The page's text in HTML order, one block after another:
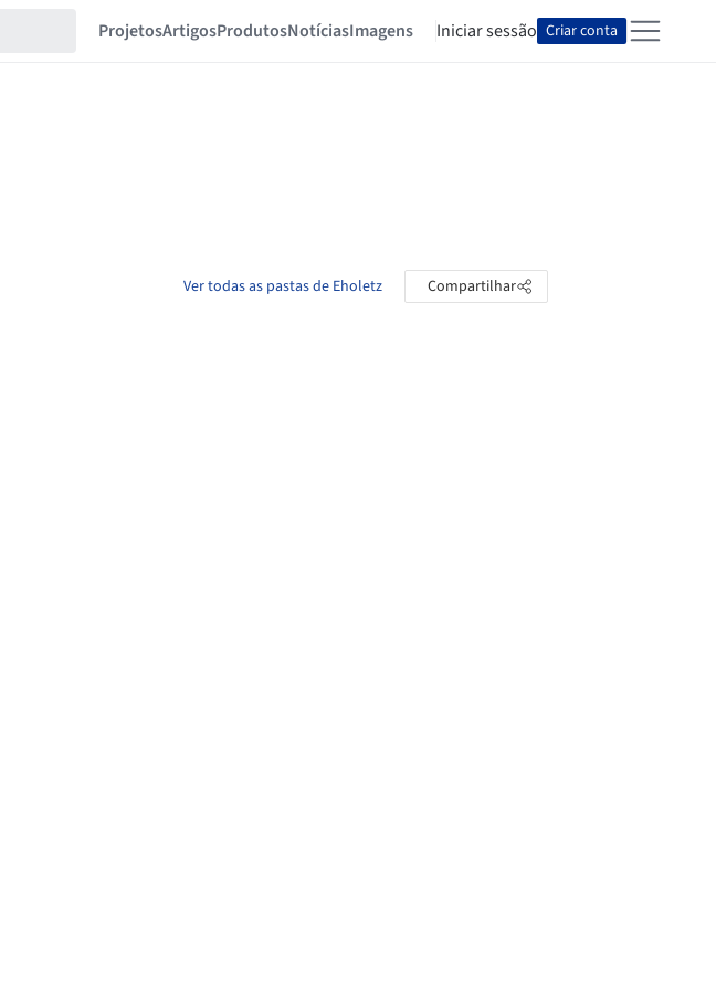
ProjetosArtigosProdutosNotíciasImagens Iniciar sessão Criar conta
Ver todas as pastas de Eholetz Compartilhar